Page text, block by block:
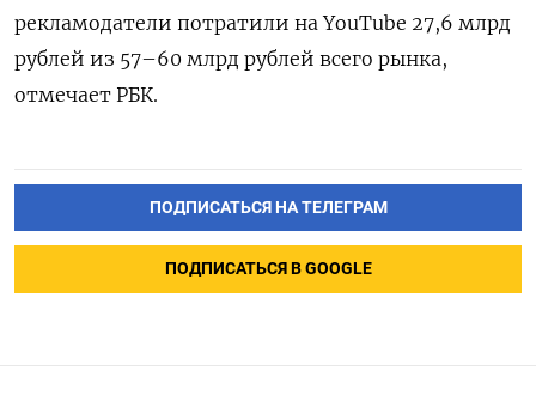
рекламодатели потратили на YouTube 27,6 млрд
рублей из 57–60 млрд рублей всего рынка,
отмечает РБК.
ПОДПИСАТЬСЯ НА ТЕЛЕГРАМ
ПОДПИСАТЬСЯ В GOOGLE